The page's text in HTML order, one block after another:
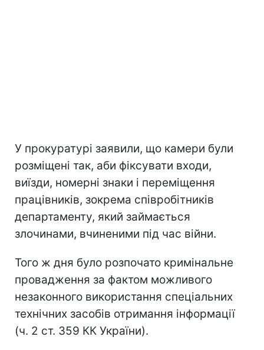
У прокуратурі заявили, що камери були
розміщені так, аби фіксувати входи,
виїзди, номерні знаки і переміщення
працівників, зокрема співробітників
департаменту, який займається
злочинами, вчиненими під час війни.
Того ж дня було розпочато кримінальне
провадження за фактом можливого
незаконного використання спеціальних
технічних засобів отримання інформації
(ч. 2 ст. 359 КК України).